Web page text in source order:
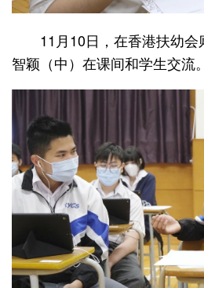
11月10日，在香港扶幼
智颖（中）在课间和学生交流